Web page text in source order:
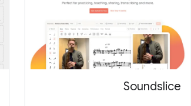
to change the waveform.
Soundslice